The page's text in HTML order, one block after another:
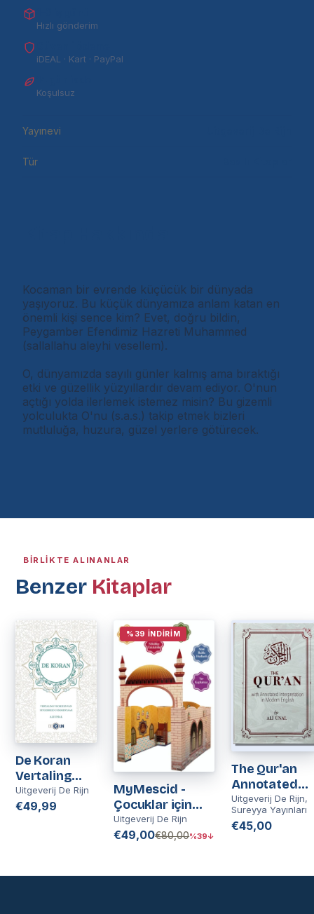
Hızlı gönderim
iDEAL · Kart · PayPal
Koşulsuz
Yayınevi
Tür
Kocaman bir evrende küçücük bir dünyada
yaşıyoruz. Bu küçük dünyamıza anlam katan en
önemli kişi sence kim? Evet, doğru bildin,
Peygamber Efendimiz Hazreti Muhammed
(sallallahu aleyhi vesellem).
O, dünyamızda sayılı günler kalmış ama bıraktığı
etki ve güzellik yüzyıllardır devam ediyor. O'nun
açtığı yolda ilerlemek istemez misin? Bu gizemli
yolculukta O'nu (s.a.s.) takip etmek bizleri
mutluluğa, huzura, güzel yerlere götürecek.
BIRLIKTE ALINANLAR
Benzer Kitaplar
De Koran
Vertaling
Voorzien Van
Uitgebreid
Uitgeverij De Rijn
€49,99
%39 İNDIRIM
MyMescid -
Çocuklar için
Mescid | Kinder
Moskee |
Uitgeverij De Rijn
€49,00€80,00%39↓
The Qur'an
Annotated
Translation -
English &
Arabic | The
Uitgeverij De Rijn,
Sureyya Yayınları
€45,00